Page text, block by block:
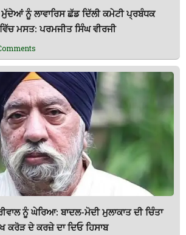
ਨੂੰ ਲਾਵਾਰਿਸ ਛੱਡ ਦਿੱਲੀ ਕਮੇਟੀ ਪ੍ਰਬੰਧਕ
ਮਸਤ: ਪਰਮਜੀਤ ਸਿੰਘ ਵੀਰਜੀ
ਨੂੰ ਘੇਰਿਆ: ਬਾਦਲ-ਮੋਦੀ ਮੁਲਾਕਾਤ ਦੀ ਚਿੰਤਾ
ਕਰੋੜ ਦੇ ਕਰਜ਼ੇ ਦਾ ਦਿਓ ਹਿਸਾਬ